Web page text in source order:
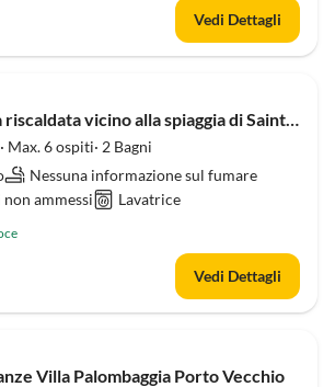
Vedi Dettagli
Villa con piscina riscaldata vicino alla spiaggia di Saint Cyprien
Max. 6 ospiti· 2 Bagni
Nessuna informazione sul fumare
ammessi
Lavatrice
Vedi Dettagli
Villa Palombaggia Porto Vecchio